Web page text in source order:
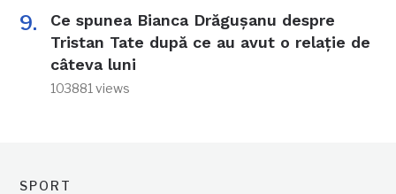
Ce spunea Bianca Drăgușanu despre
Tristan Tate după ce au avut o relație de
câteva luni
103881 views
SPORT